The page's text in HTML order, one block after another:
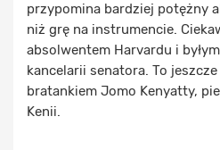
przypomina bardziej potężny
niż grę na instrumencie.
absolwentem Harvardu i
kancelarii senatora. To
bratankiem Jomo Kenyatty,
Kenii.